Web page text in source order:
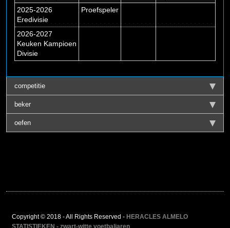
2025-2026
Eredivisie
Proefspeler
2026-2027
Keuken Kampioen
Divisie
competitie
beker
oefen
Copyright © 2018 - All Rights Reserved - HERACLES ALMELO
STATISTIEKEN - zwart-witte voetbaljaren